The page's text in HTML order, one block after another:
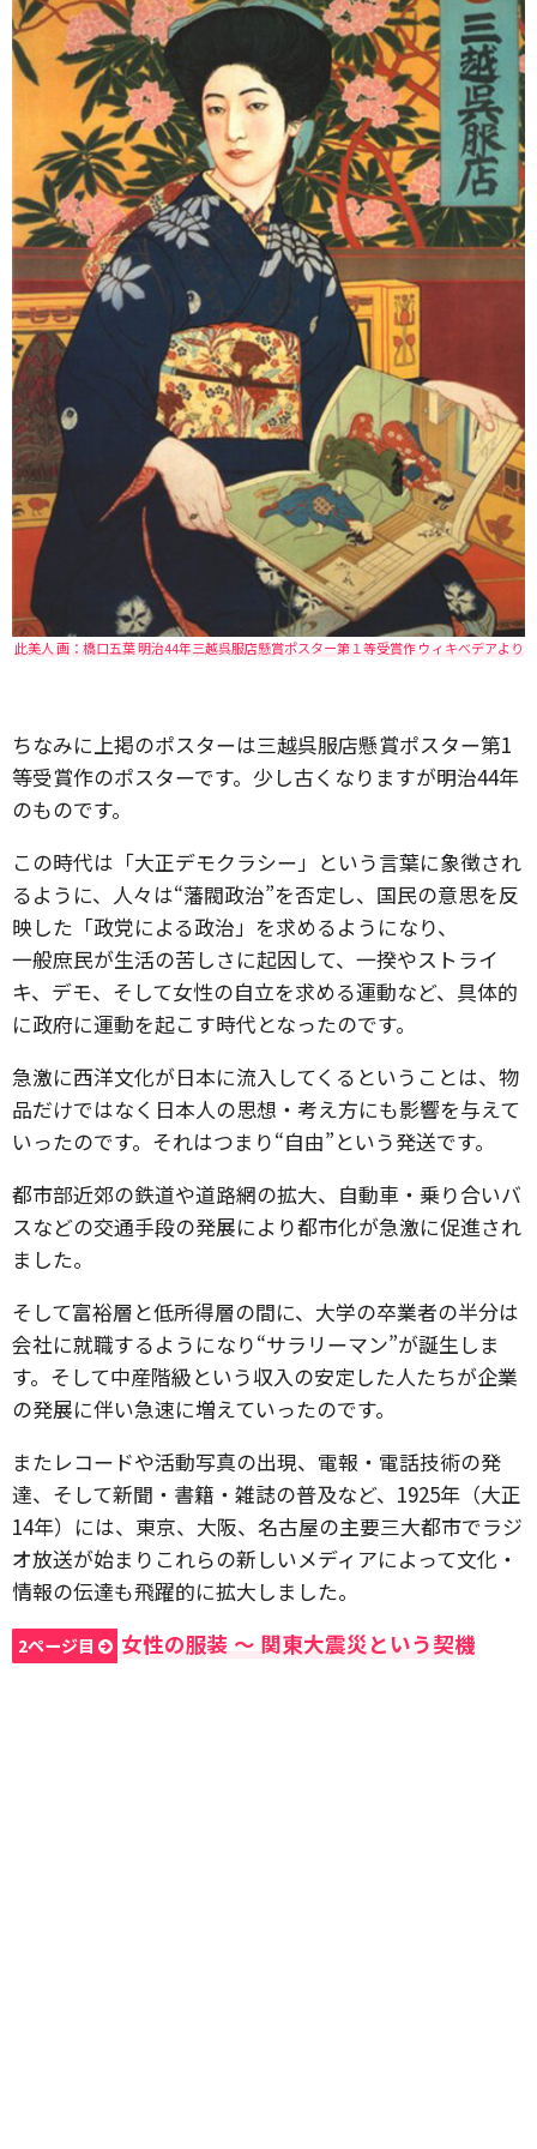
此美人 画：橋口五葉 明治44年三越呉服店懸賞ポスター第１等受賞作 ウィキべデアより
ちなみに上掲のポスターは三越呉服店懸賞ポスター第1
等受賞作のポスターです。少し古くなりますが明治44年
のものです。
この時代は「大正デモクラシー」という言葉に象徴され
るように、人々は“藩閥政治”を否定し、国民の意思を反
映した「政党による政治」を求めるようになり、
一般庶民が生活の苦しさに起因して、一揆やストライ
キ、デモ、そして女性の自立を求める運動など、具体的
に政府に運動を起こす時代となったのです。
急激に西洋文化が日本に流入してくるということは、物
品だけではなく日本人の思想・考え方にも影響を与えて
いったのです。それはつまり“自由”という発送です。
都市部近郊の鉄道や道路網の拡大、自動車・乗り合いバ
スなどの交通手段の発展により都市化が急激に促進され
ました。
そして富裕層と低所得層の間に、大学の卒業者の半分は
会社に就職するようになり“サラリーマン”が誕生しま
す。そして中産階級という収入の安定した人たちが企業
の発展に伴い急速に増えていったのです。
またレコードや活動写真の出現、電報・電話技術の発
達、そして新聞・書籍・雑誌の普及など、1925年（大正
14年）には、東京、大阪、名古屋の主要三大都市でラジ
オ放送が始まりこれらの新しいメディアによって文化・
情報の伝達も飛躍的に拡大しました。
2ページ目 女性の服装 〜 関東大震災という契機